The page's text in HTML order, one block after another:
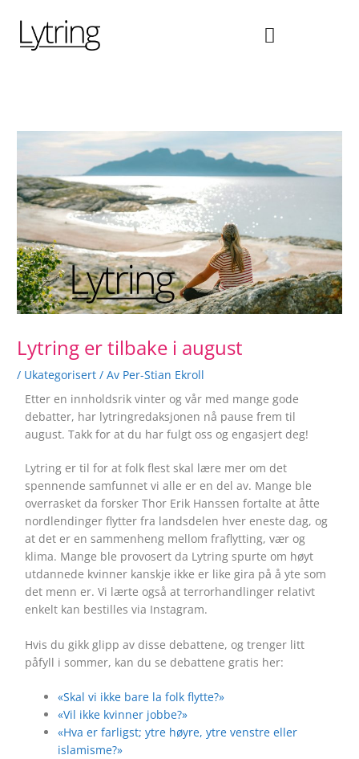
Lytring er tilbake i august
/ Ukategorisert / Av Per-Stian Ekroll
Etter en innholdsrik vinter og vår med mange gode
debatter, har lytringredaksjonen nå pause frem til
august. Takk for at du har fulgt oss og engasjert deg!
Lytring er til for at folk flest skal lære mer om det
spennende samfunnet vi alle er en del av. Mange ble
overrasket da forsker Thor Erik Hanssen fortalte at åtte
nordlendinger flytter fra landsdelen hver eneste dag, og
at det er en sammenheng mellom fraflytting, vær og
klima. Mange ble provosert da Lytring spurte om høyt
utdannede kvinner kanskje ikke er like gira på å yte som
det menn er. Vi lærte også at terrorhandlinger relativt
enkelt kan bestilles via Instagram.
Hvis du gikk glipp av disse debattene, og trenger litt
påfyll i sommer, kan du se debattene gratis her:
«Skal vi ikke bare la folk flytte?»
«Vil ikke kvinner jobbe?»
«Hva er farligst; ytre høyre, ytre venstre eller
islamisme?»